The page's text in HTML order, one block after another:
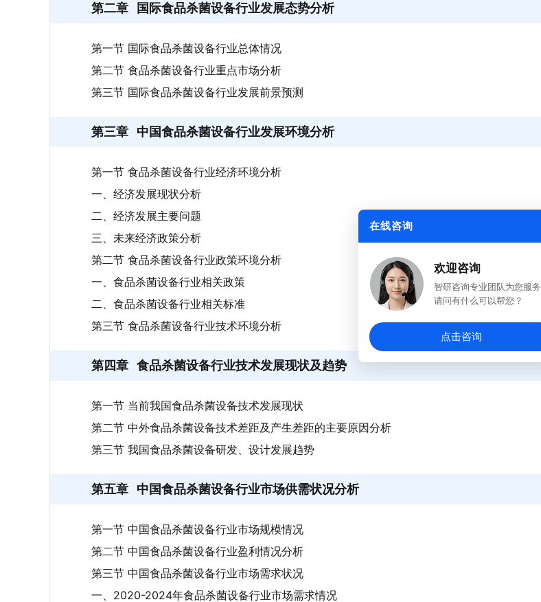
第二章 国际食品杀菌设备行业发展态势分析
第一节 国际食品杀菌设备行业总体情况
第二节 食品杀菌设备行业重点市场分析
第三节 国际食品杀菌设备行业发展前景预测
第三章 中国食品杀菌设备行业发展环境分析
第一节 食品杀菌设备行业经济环境分析
一、经济发展现状分析
二、经济发展主要问题
三、未来经济政策分析
第二节 食品杀菌设备行业政策环境分析
一、食品杀菌设备行业相关政策
二、食品杀菌设备行业相关标准
第三节 食品杀菌设备行业技术环境分析
第四章 食品杀菌设备行业技术发展现状及趋势
第一节 当前我国食品杀菌设备技术发展现状
第二节 中外食品杀菌设备技术差距及产生差距的主要原因分析
第三节 我国食品杀菌设备研发、设计发展趋势
第五章 中国食品杀菌设备行业市场供需状况分析
第一节 中国食品杀菌设备行业市场规模情况
第二节 中国食品杀菌设备行业盈利情况分析
第三节 中国食品杀菌设备行业市场需求状况
一、2020-2024年食品杀菌设备行业市场需求情况
在线咨询
欢迎咨询
智研咨询专业团队为您服务
请问有什么可以帮您？
点击咨询